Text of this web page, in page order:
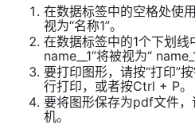
在数据标签中的空格处使
视为“名称1”。
在数据标签中的1个下划线
name__1”将被视为“
要打印图形，请按“打印”
行打印，或者按Ctrl + P。
要将图形保存为pdf文件
机。